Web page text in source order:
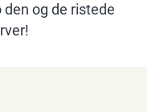
og de ristede